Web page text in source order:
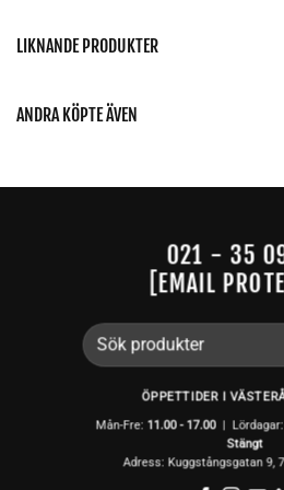
LIKNANDE PRODUKTER
ANDRA KÖPTE ÄVEN
021 - 35
[EMAIL
Sök
efter:
ÖPPETTIDER I
Mån-Fre: 11.00 - 17.00|
Stängt
Adress: Kuggstångsgatan 9,